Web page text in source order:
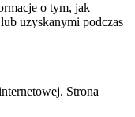
o tym, jak
uzyskanymi podczas
Strona